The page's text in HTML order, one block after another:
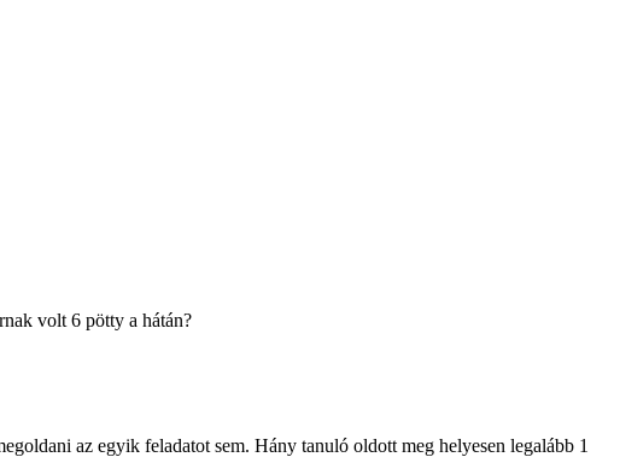
volt 6 pötty a hátán?
az egyik feladatot sem. Hány tanuló oldott meg helyesen legalább 1